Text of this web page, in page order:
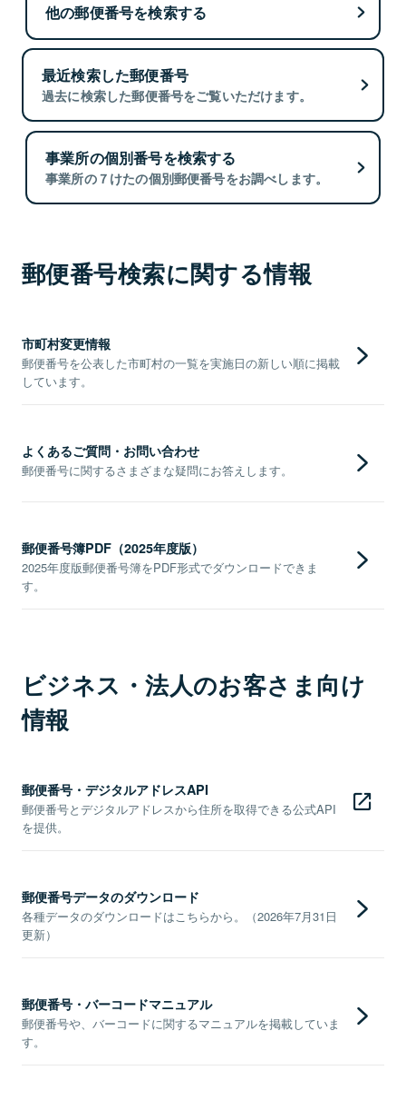
他の郵便番号を検索する
最近検索した郵便番号
過去に検索した郵便番号をご覧いただけます。
事業所の個別番号を検索する
事業所の７けたの個別郵便番号をお調べします。
郵便番号検索に関する情報
市町村変更情報
郵便番号を公表した市町村の一覧を実施日の新しい順に掲載
しています。
よくあるご質問・お問い合わせ
郵便番号に関するさまざまな疑問にお答えします。
郵便番号簿PDF（2025年度版）
2025年度版郵便番号簿をPDF形式でダウンロードできま
す。
ビジネス・法人のお客さま向け
情報
郵便番号・デジタルアドレスAPI
郵便番号とデジタルアドレスから住所を取得できる公式API
を提供。
郵便番号データのダウンロード
各種データのダウンロードはこちらから。（2026年7月31日
更新）
郵便番号・バーコードマニュアル
郵便番号や、バーコードに関するマニュアルを掲載していま
す。